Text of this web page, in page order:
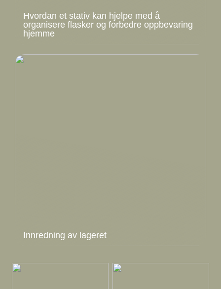
Hvordan et stativ kan hjelpe med å
organisere flasker og forbedre oppbevaring
hjemme
Innredning av lageret